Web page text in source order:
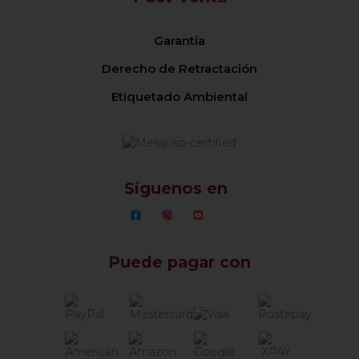
Garantía
Derecho de Retractación
Etiquetado Ambiental
Síguenos en
Puede pagar con